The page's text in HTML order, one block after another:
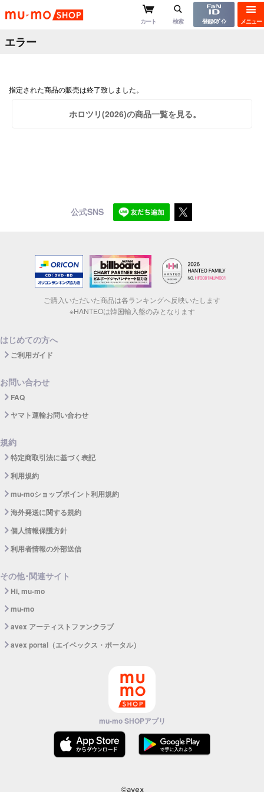
メニュー
mu-moショップ
カート 検索 登録/ﾛｸﾞｲﾝ
エラー
指定された商品の販売は終了致しました。
ホロツリ(2026)の商品一覧を見る。
公式SNS
ご購入いただいた商品は各ランキングへ反映いたします
※HANTEOは韓国輸入盤のみとなります
はじめての方へ
ご利用ガイド
お問い合わせ
FAQ
ヤマト運輸お問い合わせ
規約
特定商取引法に基づく表記
利用規約
mu-moショップポイント利用規約
海外発送に関する規約
個人情報保護方針
利用者情報の外部送信
その他･関連サイト
Hi, mu-mo
mu-mo
avex アーティストファンクラブ
avex portal（エイベックス・ポータル）
mu-mo SHOPアプリ
©avex